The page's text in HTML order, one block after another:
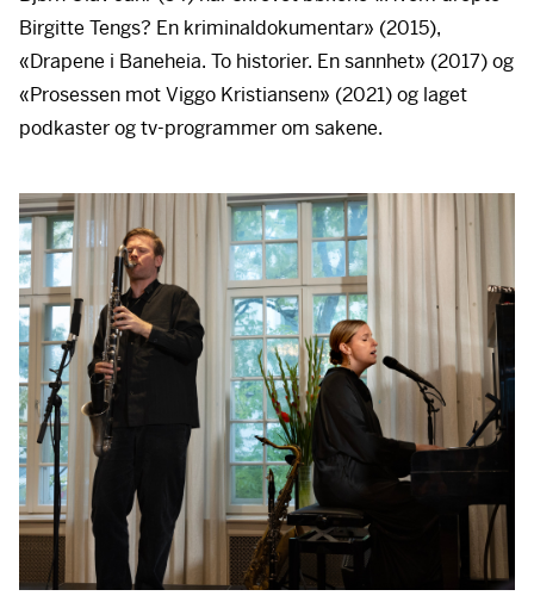
Birgitte Tengs? En kriminaldokumentar» (2015),
«Drapene i Baneheia. To historier. En sannhet» (2017) og
«Prosessen mot Viggo Kristiansen» (2021) og laget
podkaster og tv-programmer om sakene.